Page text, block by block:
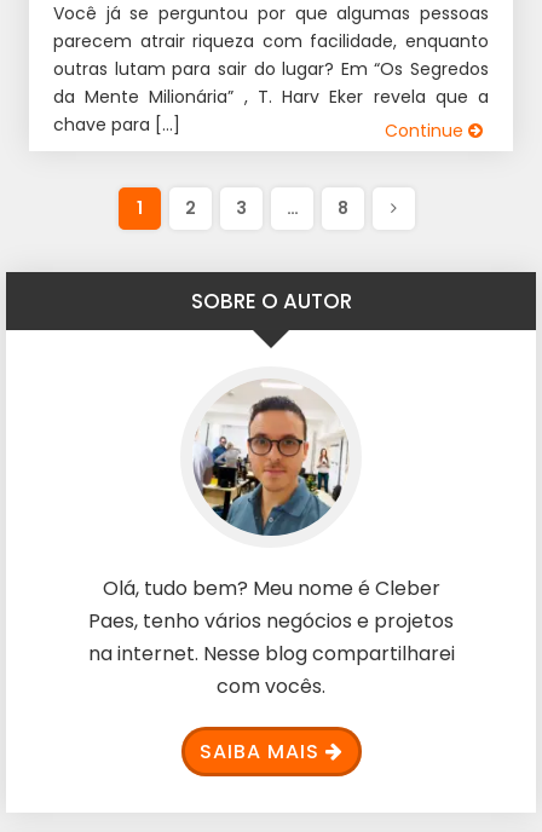
Você já se perguntou por que algumas pessoas
parecem atrair riqueza com facilidade, enquanto
outras lutam para sair do lugar? Em “Os Segredos
da Mente Milionária” , T. Harv Eker revela que a
chave para […]
Continue
1 2 3 … 8
SOBRE O AUTOR
Olá, tudo bem? Meu nome é Cleber
Paes, tenho vários negócios e projetos
na internet. Nesse blog compartilharei
com vocês.
SAIBA MAIS